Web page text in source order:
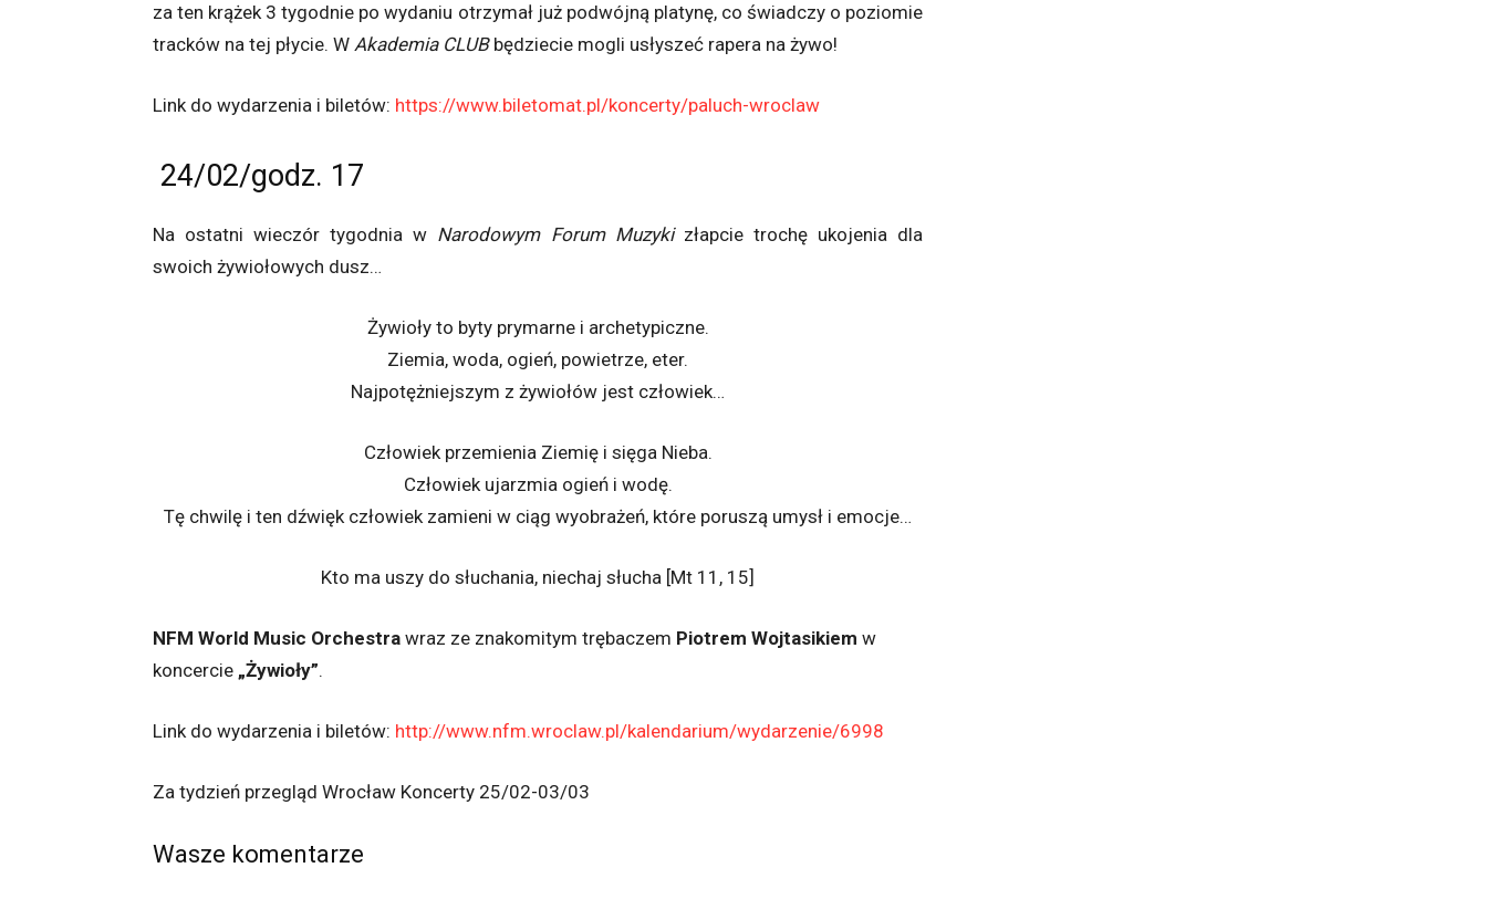
za ten krążek 3 tygodnie po wydaniu otrzymał już podwójną platynę, co świadczy o poziomie
tracków na tej płycie. W Akademia CLUBbędziecie mogli usłyszeć rapera na żywo!
Link do wydarzenia i biletów: https://www.biletomat.pl/koncerty/paluch-wroclaw
24/02/godz. 17
Na ostatni wieczór tygodnia w Narodowym Forum Muzykizłapcie trochę ukojenia dla
swoich żywiołowych dusz…
Żywioły to byty prymarne i archetypiczne.
Ziemia, woda, ogień, powietrze, eter.
Najpotężniejszym z żywiołów jest człowiek…
Człowiek przemienia Ziemię i sięga Nieba.
Człowiek ujarzmia ogień i wodę.
Tę chwilę i ten dźwięk człowiek zamieni w ciąg wyobrażeń, które poruszą umysł i emocje…
Kto ma uszy do słuchania, niechaj słucha [Mt 11, 15]
NFM World Music Orchestra wraz ze znakomitym trębaczem Piotrem Wojtasikiem w
koncercie „Żywioły”.
Link do wydarzenia i biletów: http://www.nfm.wroclaw.pl/kalendarium/wydarzenie/6998
Za tydzień przegląd Wrocław Koncerty 25/02-03/03
Wasze komentarze